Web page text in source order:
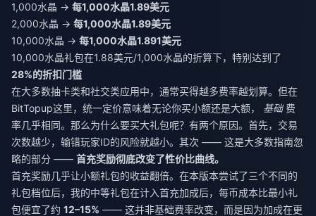
1,000水晶 → 每1,000水晶1.89美元
2,000水晶 → 每1,000水晶1.89美元
10,000水晶 → 每1,000水晶1.891美元
10,000水晶礼包在1.88美元/1,000水晶的折算下，特别达到了
28%的折扣门槛
在大多数抽卡类和社交类应用中，通常买得越多费率越划算。但在
BitTopup这里，统一定价意味着无论你买小额还是大额， 基础费
率几乎相同。那么为什么要买大礼包呢？有两个原因。首先，交易
次数越少，输错玩家ID的风险就越小。其次 —— 这是大多数指南忽
略的部分 —— 首充奖励彻底改变了性价比曲线。
首充奖励几乎让小额礼包的收益翻倍。在本版本尝试了三个不同的
礼包档位后，我的中等礼包在计入首充加成后，每币成本比最小礼
包便宜了约 12–15% —— 这并非基础费率改变，而是因为加成在更